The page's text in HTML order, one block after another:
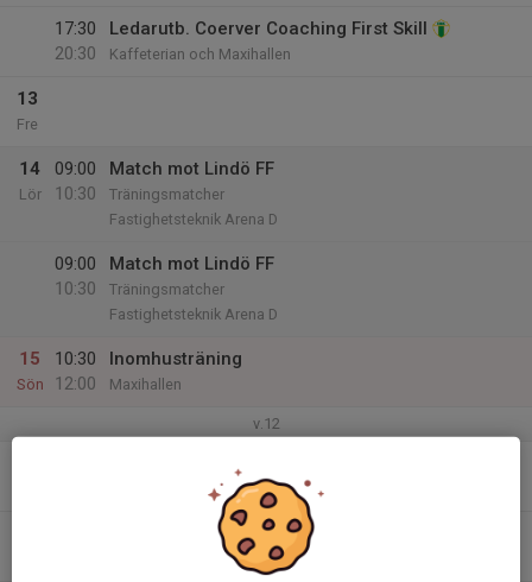
17:30
20:30
Ledarutb. Coerver Coaching First Skill
Kaffeterian och Maxihallen
13
Fre
14
Lör
09:00
10:30
Match mot Lindö FF
Träningsmatcher
Fastighetsteknik Arena D
09:00
10:30
Match mot Lindö FF
Träningsmatcher
Fastighetsteknik Arena D
15
Sön
10:30
12:00
Inomhusträning
Maxihallen
v.12
Maxivallen A-Plan Wembly